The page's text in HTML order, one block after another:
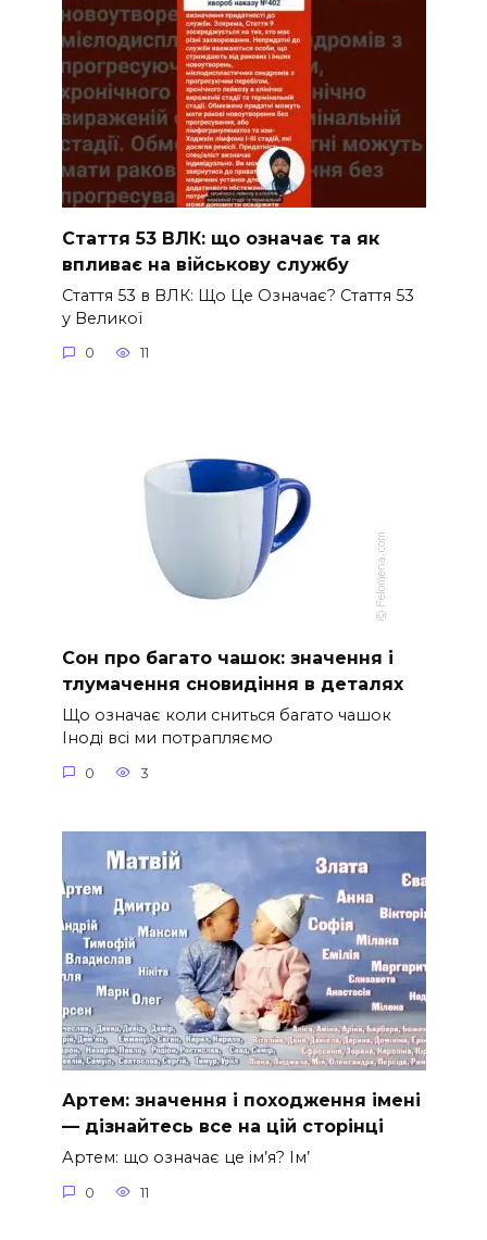
Стаття 53 ВЛК: що означає та як
впливає на військову службу
Стаття 53 в ВЛК: Що Це Означає? Стаття 53
у Великої
0 11
Сон про багато чашок: значення і
тлумачення сновидіння в деталях
Що означає коли сниться багато чашок
Іноді всі ми потрапляємо
0 3
Артем: значення і походження імені
— дізнайтесь все на цій сторінці
Артем: що означає це ім’я? Ім’
0 11